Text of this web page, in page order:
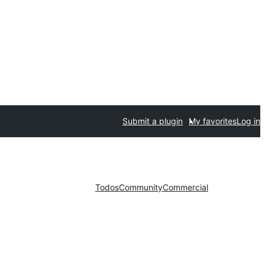
Submit a plugin My favoritesLog in
TodosCommunityCommercial